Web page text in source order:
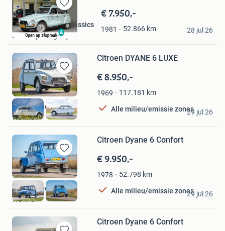
Bewaren
in
Mijn
Favorieten
€ 7.950,-
1981 52.866 km
Jac & Co BV New Classics
Broek op Langedijk
28 jul 26
Bewaren
in
Mijn
Favorieten
Citroen DYANE 6 LUXE
€ 8.950,-
1969 117.181 km
Alle milieu/emissie zones
2CVGarage
Wormer
29 jul 26
Bewaren
in
Mijn
Favorieten
Citroen Dyane 6 Confort
€ 9.950,-
1978 52.798 km
Alle milieu/emissie zones
2CVGarage
Wormer
29 jul 26
Citroen Dyane 6 Confort